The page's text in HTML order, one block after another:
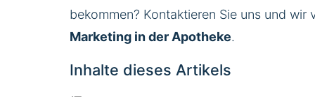
bekommen? Kontaktieren Sie uns und wir
Marketing in der Apotheke.
Inhalte dieses Artikels